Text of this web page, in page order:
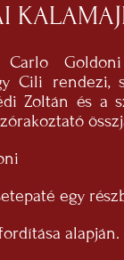
Carlo
Cili rendezi,
Zoltán és a
egy
alapján.